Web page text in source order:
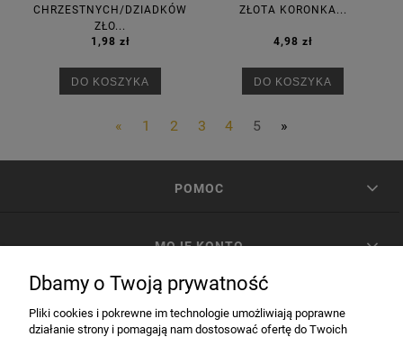
CHRZESTNYCH/DZIADKÓW
ZŁO...
1,98 zł
DO KOSZYKA
ZŁOTA KORONKA...
4,98 zł
DO KOSZYKA
« 1 2 3 4 5 »
POMOC
MOJE KONTO
Dbamy o Twoją prywatność
Pliki cookies i pokrewne im technologie umożliwiają poprawne
działanie strony i pomagają nam dostosować ofertę do Twoich